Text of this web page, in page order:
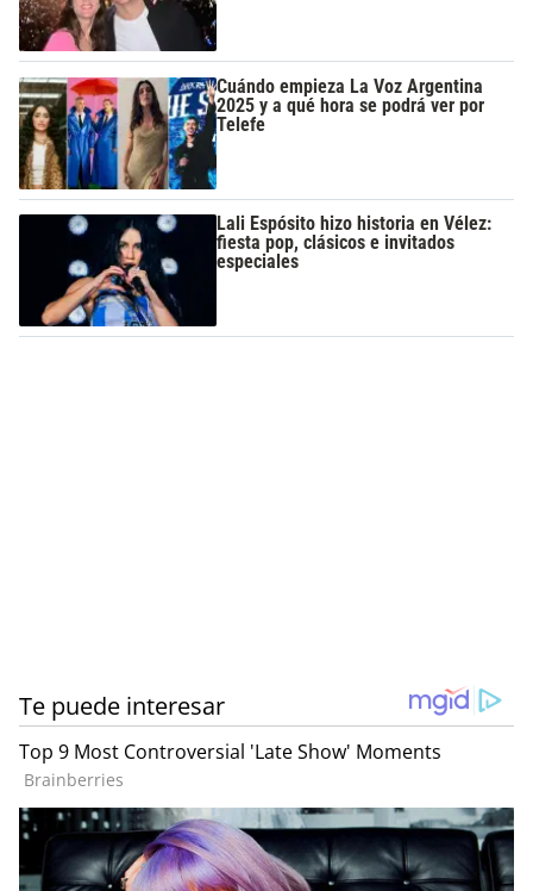
Cuándo empieza La Voz Argentina
2025 y a qué hora se podrá ver por
Telefe
Lali Espósito hizo historia en Vélez:
fiesta pop, clásicos e invitados
especiales